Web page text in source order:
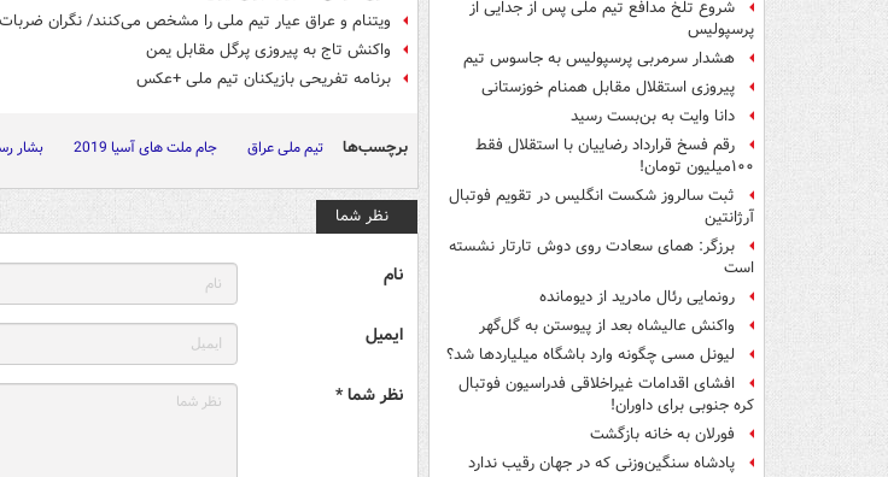
شروع تلخ مدافع تیم ملی پس از جدایی از
پرسپولیس
هشدار سرمربی پرسپولیس به جاسوس تیم
پیروزی استقلال مقابل همنام خوزستانی
دانا وایت به بن‌بست رسید
رقم فسخ قرارداد رضاییان با استقلال فقط
۱۰۰میلیون تومان!
ثبت سالروز شکست انگلیس در تقویم فوتبال
آرژانتین
برزگر: همای سعادت روی دوش تارتار نشسته
است
رونمایی رئال مادرید از دیومانده
واکنش عالیشاه بعد از پیوستن به گل‌گهر
لیونل مسی چگونه وارد باشگاه میلیاردها شد؟
افشای اقدامات غیراخلاقی فدراسیون فوتبال
کره جنوبی برای داوران!
فورلان به خانه بازگشت
پادشاه سنگین‌وزنی که در جهان رقیب ندارد
ویتنام و عراق عیار تیم ملی را مشخص می‌کنند/ نگران
واکنش تاج به پیروزی پرگل مقابل یمن
برنامه تفریحی بازیکنان تیم ملی +عکس
برچسب‌ها تیم ملی عراق جام ملت های آسیا 2019 بشار
نظر شما
نام
ایمیل
نظر شما *